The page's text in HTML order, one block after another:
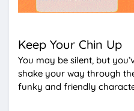
Keep Your Chin Up
You may be silent, but
shake your way through
funky and friendly